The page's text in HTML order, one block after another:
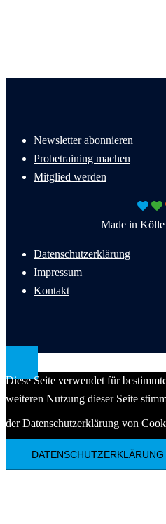
Newsletter abonnieren
Probetraining machen
Mitglied werden
Made in
Datenschutzerklärung
Impressum
Kontakt
Diese Seite verwendet für
weiteren Nutzung dieser Seite
der Datenschutzerklärung von
DATENSCHUTZERKLÄRUNG